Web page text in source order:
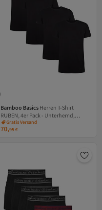
Bamboo Basics Herren T-Shirt
RUBEN, 4er Pack - Unterhemd,
Rundhals, Single Jersey
Versand Kostenlos
Gratis Versand
Versand Kostenlos
70,95€